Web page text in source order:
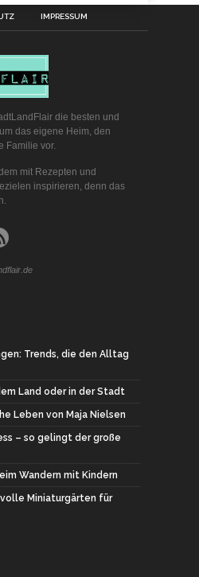
IMPRESSUM
die besten und
das eigene Heim, den
Familie vor.
mit Rezepten und
inspirieren, denn das
Trends, die den Alltag
Land oder in der Stadt
Leben von Maja Nielsen
– so gelingt der große
Wandern mit Kindern
Miniaturgärten für